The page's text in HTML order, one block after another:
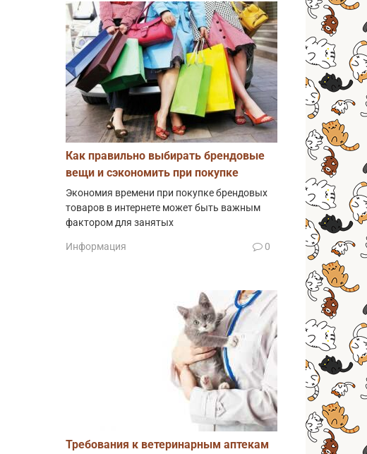
Как правильно выбирать брендовые
вещи и сэкономить при покупке
Экономия времени при покупке брендовых
товаров в интернете может быть важным
фактором для занятых
Информация 0
Требования к ветеринарным аптекам